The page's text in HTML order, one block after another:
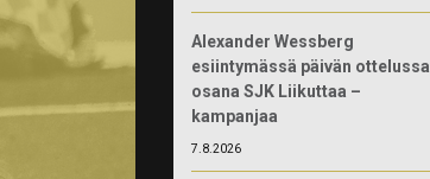
Alexander Wessberg
esiintymässä päivän ottelussa
osana SJK Liikuttaa –
kampanjaa
7.8.2026